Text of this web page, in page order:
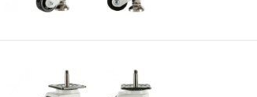
GDH-65-ASF-NYN